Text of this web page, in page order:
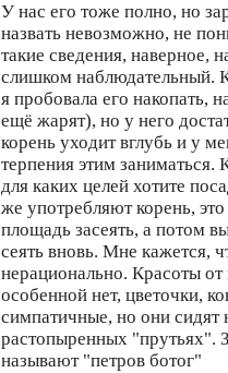
У нас его тоже полно, но
назвать невозможно, не
такие сведения, наверное,
слишком наблюдательный.
я пробовала его накопать,
ещё жарят), но у него
корень уходит вглубь и у
терпения этим заниматься.
для каких целей хотите
же употребляют корень,
площадь засеять, а потом
сеять вновь. Мне кажется,
нерационально. Красоты от
особенной нет, цветочки,
симпатичные, но они сидят
растопыренных "прутьях".
называют "петров ботог"